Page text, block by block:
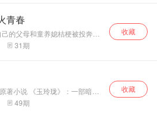
和事迹，其中不乏诙谐逗趣和
让朝闻老的形象有血有肉，生
仅仅是中国美学理论的奠基
风趣幽默，偶尔孩子气的丈夫
纸上。 朝朝闻道，载德以归。
事业为己任，持续多年的创作
为后人留下了1000万言的著
王朝闻本着党员文艺家的良心
、梁晓声、张炜、王安忆、韩
忠实、二月河、周大新、刘庆
等。《写给北中原的情书》即
分4个部
《带豁口的月亮》《消失的年
对荒唐事件的批判和反思。三
天电影的过程中，与村民“黑大
为了所谓的面子，年少轻狂的
”殴打。而村民们先是沉默、躲
青春
的父母和童养媳桔梗被投奔日
走，身为独立团连长的石光荣
民党24团的沈团长曾被刘老炮
桔梗参军当护士陪在石光荣身
桔梗当妹妹，他喜欢上卫生队
老炮将石光荣的父母烧死，愤
发誓要抓住刘老炮。日本宣布
31期
收藏
著小说 《玉玲珑》：一部暗藏
传说、一部用翡翠外表描绘的
国时期，一个以玉器发家的大
49期
收藏